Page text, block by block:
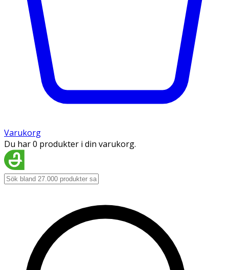
Varukorg
Du har 0 produkter i din varukorg.